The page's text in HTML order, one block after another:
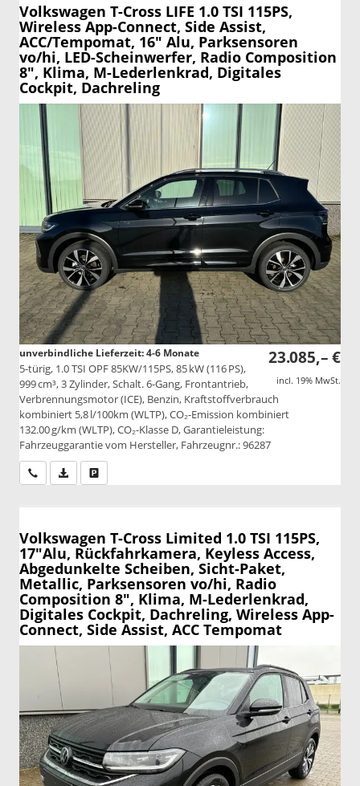
Volkswagen T-Cross LIFE 1.0 TSI 115PS,
Wireless App-Connect, Side Assist,
ACC/Tempomat, 16" Alu, Parksensoren
vo/hi, LED-Scheinwerfer, Radio Composition
8", Klima, M-Lederlenkrad, Digitales
Cockpit, Dachreling
23.085,– €
incl. 19% MwSt.
unverbindliche Lieferzeit: 4-6 Monate
5-türig, 1.0 TSI OPF 85KW/115PS, 85 kW (116 PS),
999 cm³, 3 Zylinder, Schalt. 6-Gang, Frontantrieb,
Verbrennungsmotor (ICE), Benzin, Kraftstoffverbrauch
kombiniert 5,8 l/100km (WLTP), CO₂-Emission kombiniert
132.00 g/km (WLTP), CO₂-Klasse D, Garantieleistung:
Fahrzeuggarantie vom Hersteller, Fahrzeugnr.: 96287
Wir rufen Sie anPDF-Datei, Fahrzeugexposé drucken
Volkswagen T-Cross Limited 1.0 TSI 115PS,
17"Alu, Rückfahrkamera, Keyless Access,
Abgedunkelte Scheiben, Sicht-Paket,
Metallic, Parksensoren vo/hi, Radio
Composition 8", Klima, M-Lederlenkrad,
Digitales Cockpit, Dachreling, Wireless App-
Connect, Side Assist, ACC Tempomat